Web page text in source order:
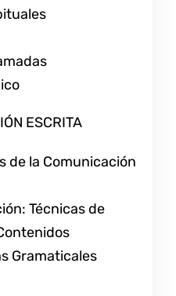
ESCRITA
de la Comunicación
Técnicas de
Gramaticales